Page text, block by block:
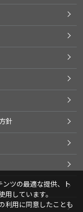
針
ツの最適な提供、ト
しています。
利用に同意したことも